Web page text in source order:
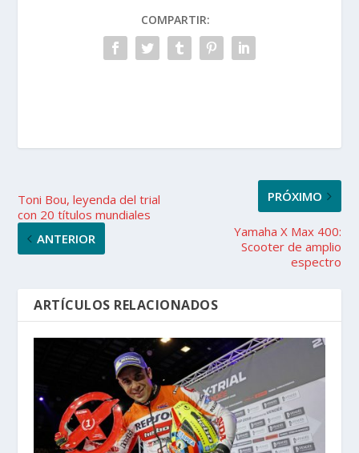
COMPARTIR:
Toni Bou, leyenda del trial
con 20 títulos mundiales
ANTERIOR
PRÓXIMO
Yamaha X Max 400:
Scooter de amplio
espectro
ARTÍCULOS RELACIONADOS